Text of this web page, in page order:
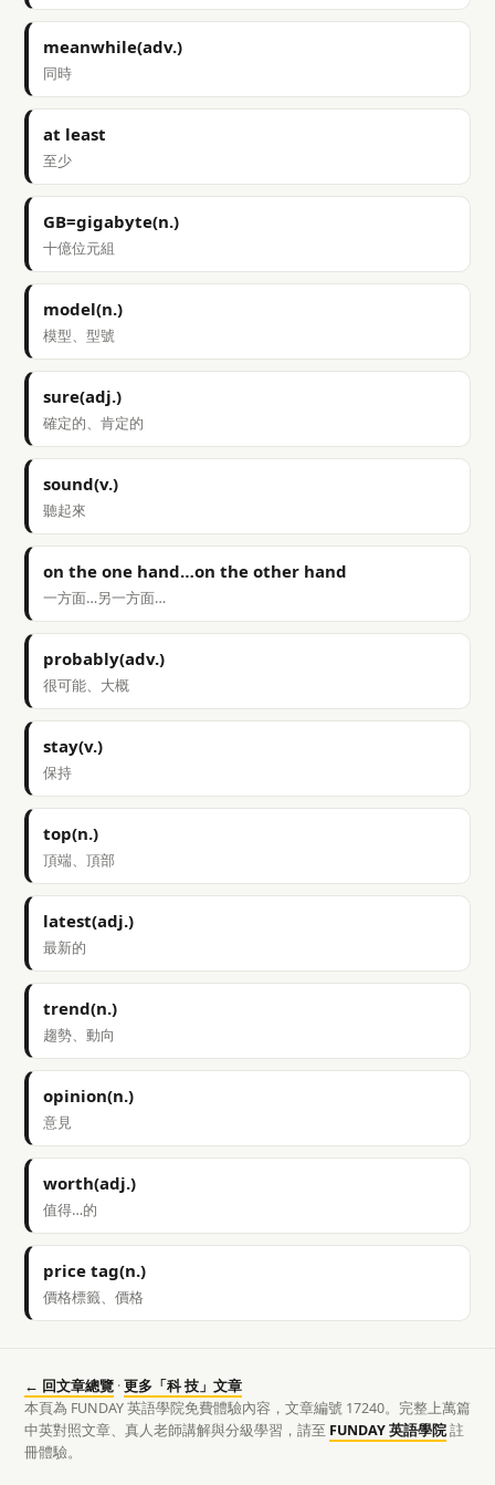
meanwhile(adv.)
同時
at least
至少
GB=gigabyte(n.)
十億位元組
model(n.)
模型、型號
sure(adj.)
確定的、肯定的
sound(v.)
聽起來
on the one hand…on the other hand
一方面…另一方面…
probably(adv.)
很可能、大概
stay(v.)
保持
top(n.)
頂端、頂部
latest(adj.)
最新的
trend(n.)
趨勢、動向
opinion(n.)
意見
worth(adj.)
值得…的
price tag(n.)
價格標籤、價格
← 回文章總覽 ·更多「科 技」文章
本頁為 FUNDAY 英語學院免費體驗內容，文章編號 17240。完整上萬篇
中英對照文章、真人老師講解與分級學習，請至 FUNDAY 英語學院註
冊體驗。